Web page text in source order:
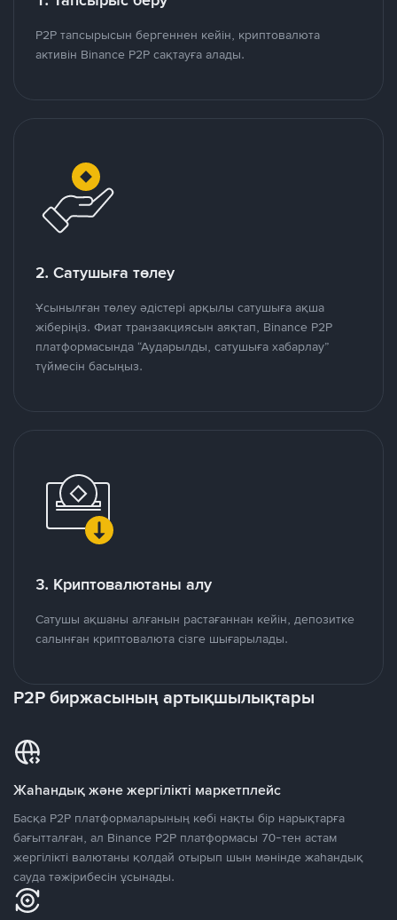
P2P тапсырысын бергеннен кейін, криптовалюта
активін Binance P2P сақтауға алады.
2. Сатушыға төлеу
Ұсынылған төлеу әдістері арқылы сатушыға ақша
жіберіңіз. Фиат транзакциясын аяқтап, Binance P2P
платформасында “Аударылды, сатушыға хабарлау”
түймесін басыңыз.
3. Криптовалютаны алу
Сатушы ақшаны алғанын растағаннан кейін, депозитке
салынған криптовалюта сізге шығарылады.
P2P биржасының артықшылықтары
Жаһандық және жергілікті маркетплейс
Басқа P2P платформаларының көбі нақты бір нарықтарға
бағытталған, ал Binance P2P платформасы 70-тен астам
жергілікті валютаны қолдай отырып шын мәнінде жаһандық
сауда тәжірибесін ұсынады.